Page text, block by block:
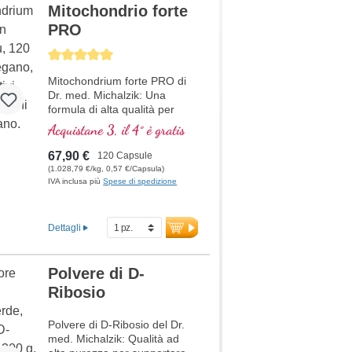
esperienza in sostanze vitali e
oltre 20 anni di esperienza
produttiva.
Average rating of 5 out of 5 stars
Mitochondrio forte
PRO
Mitochondrium forte PRO di
Dr. med. Michalzik: Una
formula di alta qualità per
supportare il metabolismo
energetico e la salute
cellulare. Include NADH, Q10,
Resveratrolo e Tiamina, che
promuovono il metabolismo
forma di Sodium-R-Lipoato.
Sigillatura senza alluminio e
oltre 20 anni di esperienza
garantiscono la massima
qualità. Sviluppato da medici.
Mitochondrium forte PRO
Acquistane 3, il 4° è gratis
67,90 € 120 Capsule
(1.028,79 €/kg, 0,57 €/Capsula)
IVA inclusa piùSpese di spedizione
Dettagli
Polvere di D-
Ribosio
Polvere di D-Ribosio del Dr.
med. Michalzik: Qualità ad